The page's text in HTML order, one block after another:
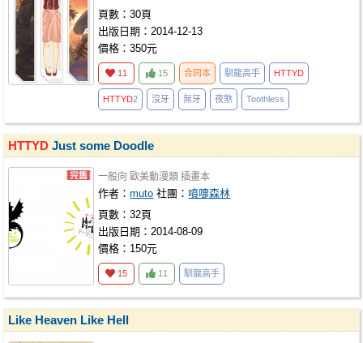
頁數：30頁
出版日期：2014-12-13
價格：350元
11 15 合同本 馴龍高手 HTTYD
HTTYD2 沒牙 無牙 夜煞 Toothless
HTTYD Just some Doodle
一般向 歐美動漫類 插畫本
作者：muto 社團： 噴嚏森林
頁數：32頁
出版日期：2014-08-09
價格：150元
15 11 馴龍高手
Like Heaven Like Hell